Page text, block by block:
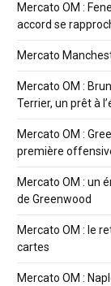
Mercato OM :
accord se
Mercato
Mercato OM :
Terrier, un prêt à
Mercato OM :
première
Mercato OM : un
de Greenwood
Mercato OM : le
cartes
Mercato OM :